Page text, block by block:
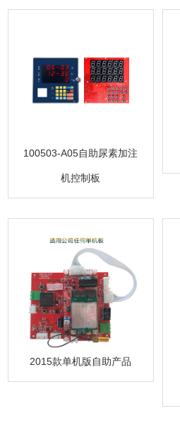
100503-A05自助尿素加注
机控制板
2015款单机版自助产品